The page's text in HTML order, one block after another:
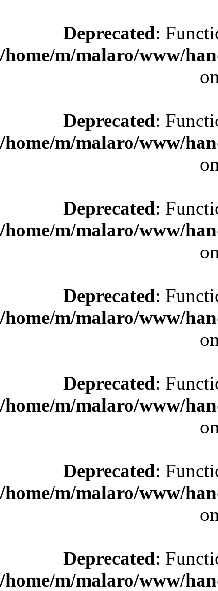
Deprecated:
/home/m/malaro/www/
Deprecated:
/home/m/malaro/www/
Deprecated:
/home/m/malaro/www/
Deprecated:
/home/m/malaro/www/
Deprecated:
/home/m/malaro/www/
Deprecated:
/home/m/malaro/www/
Deprecated:
/home/m/malaro/www/